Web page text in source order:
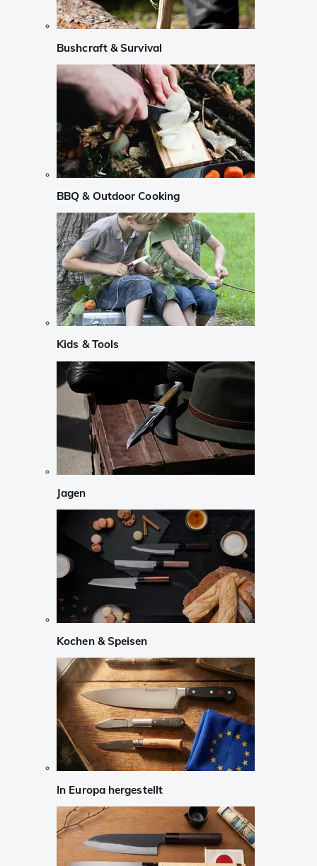
Bushcraft & Survival
BBQ & Outdoor Cooking
Kids & Tools
Jagen
Kochen & Speisen
In Europa hergestellt